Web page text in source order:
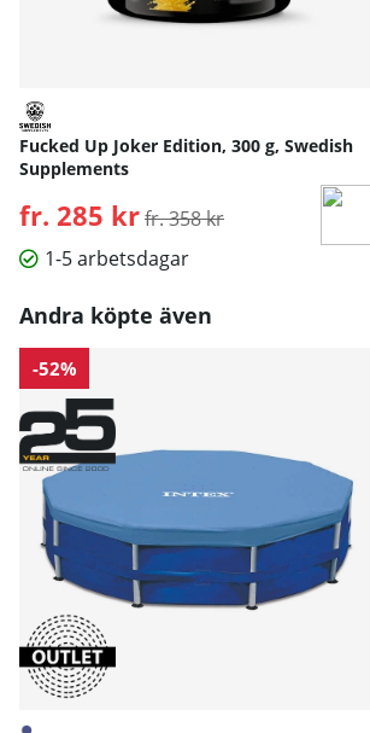
Fucked Up Joker Edition, 300 g, Swedish
Supplements
fr. 285 krOrdinarie pris:
fr. 358 kr
1-5 arbetsdagar
Andra köpte även
-52%